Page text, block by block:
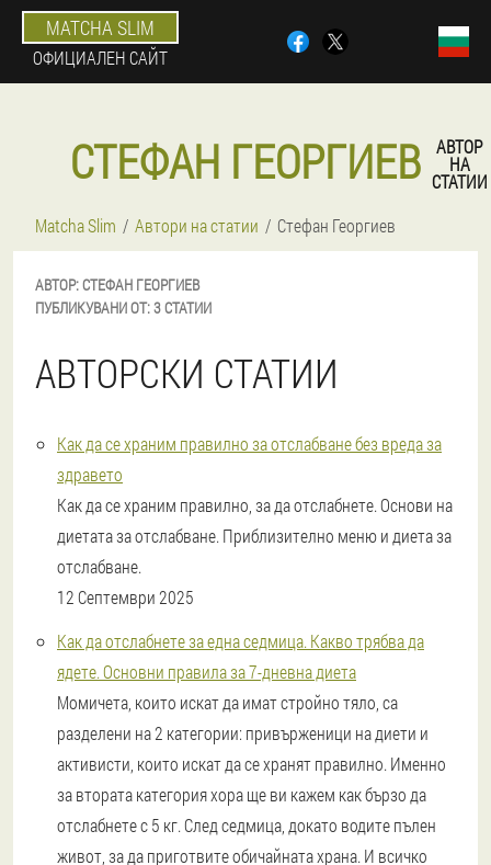
MATCHA SLIM
ОФИЦИАЛЕН САЙТ
СТЕФАН ГЕОРГИЕВ АВТОР
НА
СТАТИИ
Matcha Slim
Автори на статии Стефан Георгиев
АВТОР:СТЕФАН ГЕОРГИЕВ
ПУБЛИКУВАНИ ОТ:3 СТАТИИ
АВТОРСКИ СТАТИИ
Как да се храним правилно за отслабване без вреда за
здравето
Как да се храним правилно, за да отслабнете. Основи на
диетата за отслабване. Приблизително меню и диета за
отслабване.
12 Септември 2025
Как да отслабнете за една седмица. Какво трябва да
ядете. Основни правила за 7-дневна диета
Момичета, които искат да имат стройно тяло, са
разделени на 2 категории: привърженици на диети и
активисти, които искат да се хранят правилно. Именно
за втората категория хора ще ви кажем как бързо да
отслабнете с 5 кг. След седмица, докато водите пълен
живот, за да приготвите обичайната храна. И всичко